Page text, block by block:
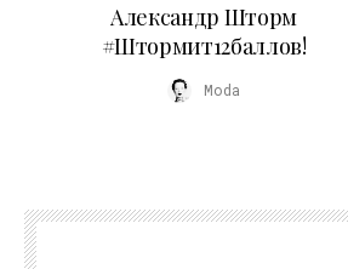
Александр Шторм
#Штормит12баллов!
Moda